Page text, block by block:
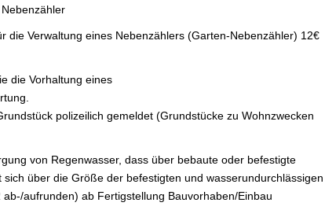
die Verwaltung eines Nebenzählers (Garten-Nebenzähler) 12€
die Vorhaltung eines
polizeilich gemeldet (Grundstücke zu Wohnzwecken
von Regenwasser, dass über bebaute oder befestigte
über die Größe der befestigten und wasserundurchlässigen
aufrunden) ab Fertigstellung Bauvorhaben/Einbau